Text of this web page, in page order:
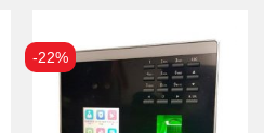
-22%